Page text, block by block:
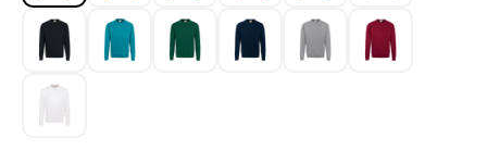
schwarz 005smaragd 012tanne 072tinte 034titan 043weinrot 017
weiß 001